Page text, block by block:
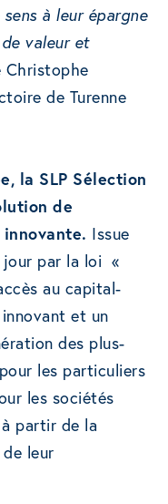
à leur épargne
valeur et
Christophe
de Turenne
la SLP Sélection
de
Issue
jour par la loi «
au capital-
et un
des plus-
les particuliers
les sociétés
partir de la
leur